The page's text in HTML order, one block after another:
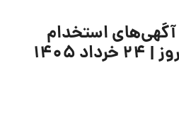
استخدام
۱۴۰۵